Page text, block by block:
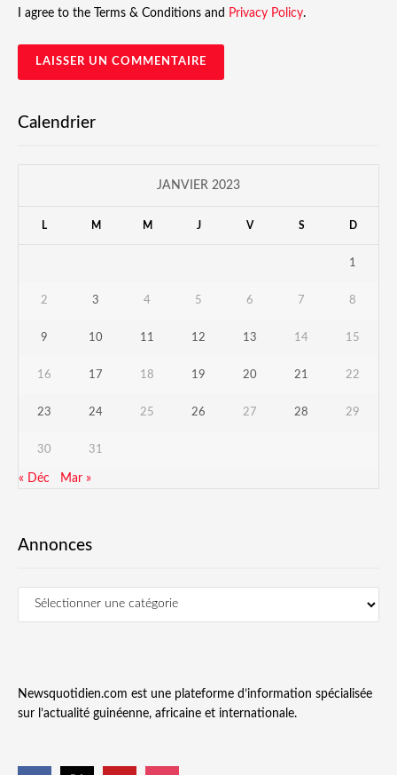
I agree to the Terms & Conditions and Privacy Policy.
Calendrier
JANVIER 2023
L M M J V S D
1
2 3 4 5 6 7 8
9 10 11 12 13 14 15
16 17 18 19 20 21 22
23 24 25 26 27 28 29
30 31
« Déc Mar »
Annonces
Newsquotidien.com est une plateforme d’information spécialisée
sur l’actualité guinéenne, africaine et internationale.